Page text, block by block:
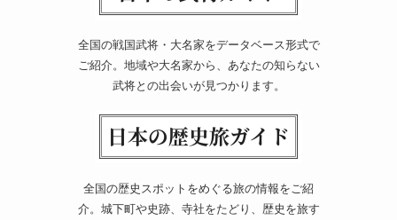
全国の戦国武将・大名家をデータベース形式で
ご紹介。地域や大名家から、あなたの知らない
武将との出会いが見つかります。
全国の歴史スポットをめぐる旅の情報をご紹
介。城下町や史跡、寺社をたどり、歴史を旅す